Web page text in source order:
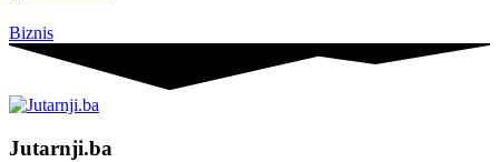
Biznis
Jutarnji.ba